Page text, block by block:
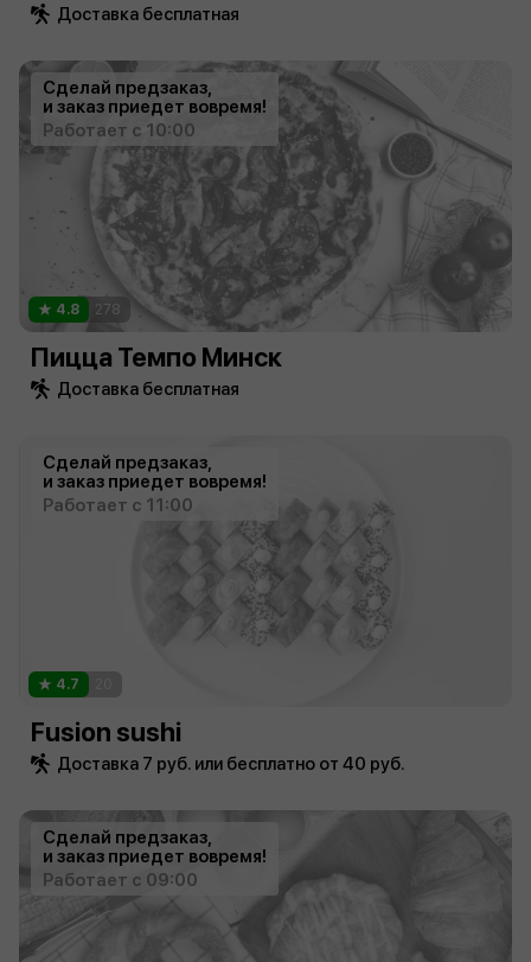
Доставка бесплатная
Сделай предзаказ,
и заказ приедет вовремя!
Работает с 10:00
4.8 278
Пицца Темпо Минск
Доставка бесплатная
Сделай предзаказ,
и заказ приедет вовремя!
Работает с 11:00
4.7
Fusion sushi
Доставка 7 руб. или бесплатно от 40 руб.
Сделай предзаказ,
и заказ приедет вовремя!
Работает с 09:00